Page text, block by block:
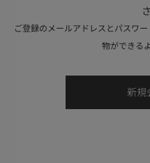
ご登録のメールアドレスとパスワ
物ができる